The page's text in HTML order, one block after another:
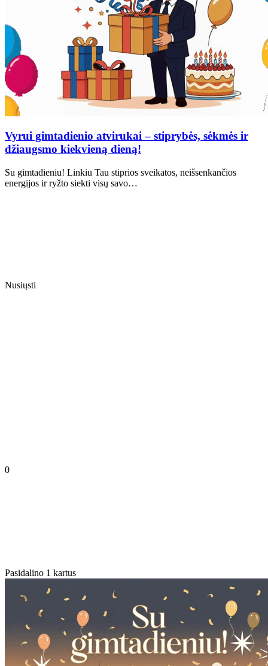
Vyrui gimtadienio atvirukai – stiprybės, sėkmės ir
džiaugsmo kiekvieną dieną!
Su gimtadieniu! Linkiu Tau stiprios sveikatos, neišsenkančios
energijos ir ryžto siekti visų savo…
Nusiųsti
0
Pasidalino 1 kartus